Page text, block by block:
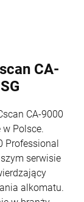
CA-
CA-9000
w Polsce.
Professional
serwisie
alkomatu.